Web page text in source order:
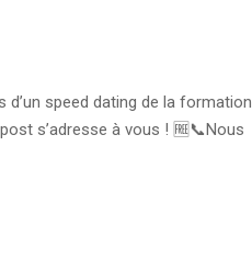
d’un speed dating de la formation
s’adresse à vous ! 🆓📞Nous